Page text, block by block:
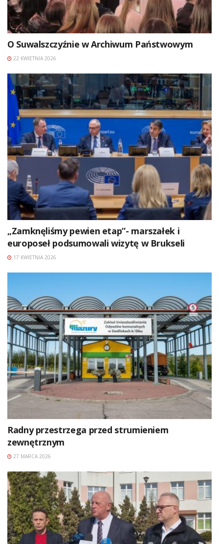
O Suwalszczyźnie w Archiwum Państwowym
22 KWIETNIA 2026
„Zamknęliśmy pewien etap”- marszałek i
europoseł podsumowali wizytę w Brukseli
17 KWIETNIA 2026
Radny przestrzega przed strumieniem
zewnętrznym
27 MARCA 2026